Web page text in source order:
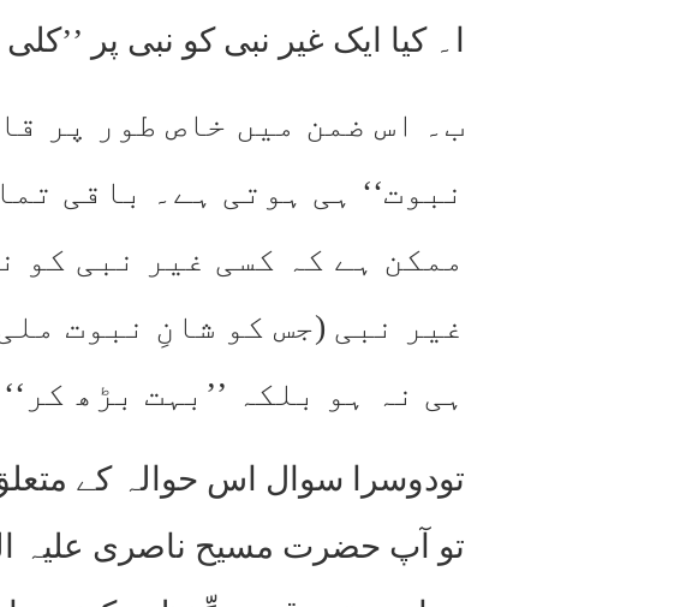
ا۔ کیا ایک غیر نبی کو نبی پر
ب۔ اس ضمن میں خاص طور پر
نبوت‘‘ ہی ہوتی ہے۔ باقی
ممکن ہے کہ کسی غیر نبی کو
غیر نبی (جس کو شانِ نبوت
ہی نہ ہو بلکہ ’’بہت بڑھ
تودوسرا سوال اس حوالہ کے
تو آپ حضرت مسیح ناصری علیہ